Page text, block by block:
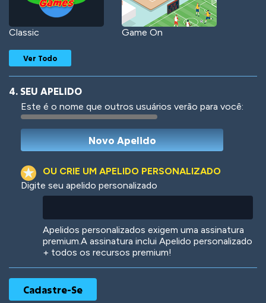
Classic Game On
Woof Jungle Cats
Ver Todo
4. SEU APELIDO
Este é o nome que outros usuários verão para você:
OU CRIE UM APELIDO PERSONALIZADO
Digite seu apelido personalizado
Apelidos personalizados exigem uma assinatura
premium.A assinatura inclui Apelido personalizado
+ todos os recursos premium!